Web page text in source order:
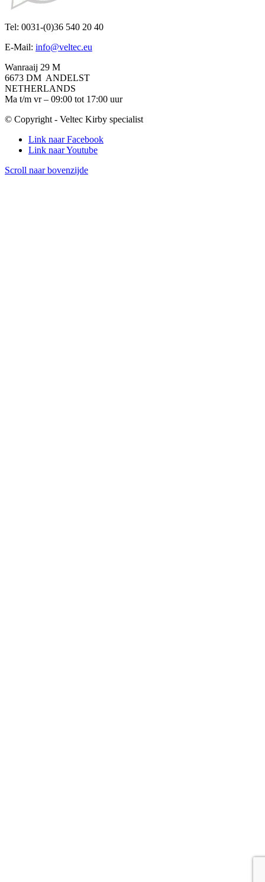
Tel: 0031-(0)36 540 20 40
E-Mail: info@veltec.eu
Wanraaij 29 M
6673 DM ANDELST
NETHERLANDS
Ma t/m vr – 09:00 tot 17:00 uur
© Copyright - Veltec Kirby specialist
Link naar Facebook
Link naar Youtube
Scroll naar bovenzijde